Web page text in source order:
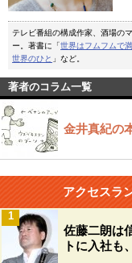
テレビ番組の構成作家、酒場の
ー。著書に「世界はフムフムで
世界のひと 」など。
著者のコラム一覧
金井真紀の
アクセスラ
佐藤二朗は
トに入社も
1